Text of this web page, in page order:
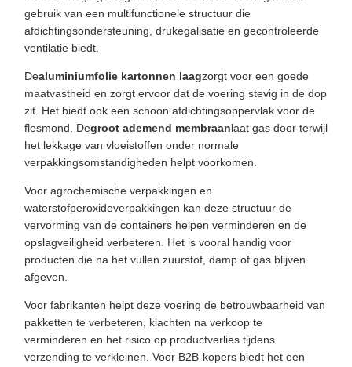
gebruik van een multifunctionele structuur die
afdichtingsondersteuning, drukegalisatie en gecontroleerde
ventilatie biedt.
Dealuminiumfolie kartonnen laagzorgt voor een goede
maatvastheid en zorgt ervoor dat de voering stevig in de dop
zit. Het biedt ook een schoon afdichtingsoppervlak voor de
flesmond. Degroot ademend membraanlaat gas door terwijl
het lekkage van vloeistoffen onder normale
verpakkingsomstandigheden helpt voorkomen.
Voor agrochemische verpakkingen en
waterstofperoxideverpakkingen kan deze structuur de
vervorming van de containers helpen verminderen en de
opslagveiligheid verbeteren. Het is vooral handig voor
producten die na het vullen zuurstof, damp of gas blijven
afgeven.
Voor fabrikanten helpt deze voering de betrouwbaarheid van
pakketten te verbeteren, klachten na verkoop te
verminderen en het risico op productverlies tijdens
verzending te verkleinen. Voor B2B-kopers biedt het een